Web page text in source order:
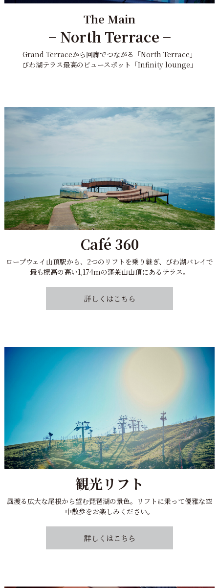
The Main
− North Terrace −
Grand Terraceから回廊でつながる「North Terrace」
びわ湖テラス最高のビュースポット「Infinity lounge」
Café 360
ロープウェイ山頂駅から、2つのリフトを乗り継ぎ、 びわ湖バレイで
最も標高の高い1,174mの蓬莱山山頂にあるテラス。
詳しくはこちら
観光リフト
風渡る広大な尾根から望む琵琶湖の景色。 リフトに乗って優雅な空
中散歩をお楽しみください。
詳しくはこちら